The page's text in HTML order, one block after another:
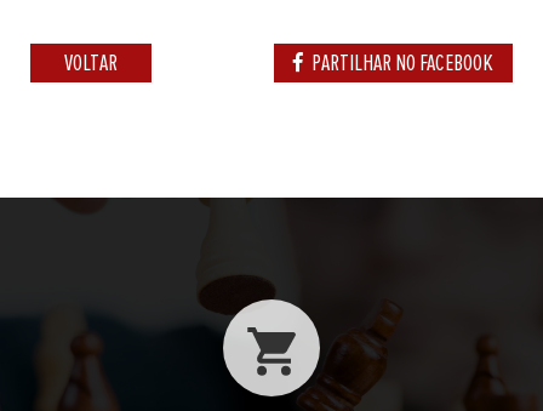
PARTILHAR NO FACEBOOK
VOLTAR